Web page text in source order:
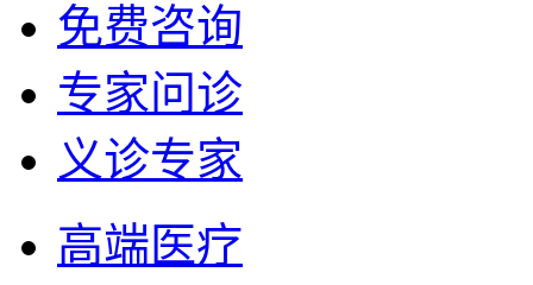
免费咨询
专家问诊
义诊专家
高端医疗